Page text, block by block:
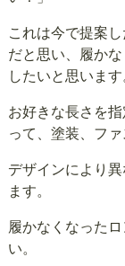
これは今で提案
だと思い、履か
したいと思います
お好きな長さを
って、塗装、フ
デザインにより
ます。
履かなくなった
い。